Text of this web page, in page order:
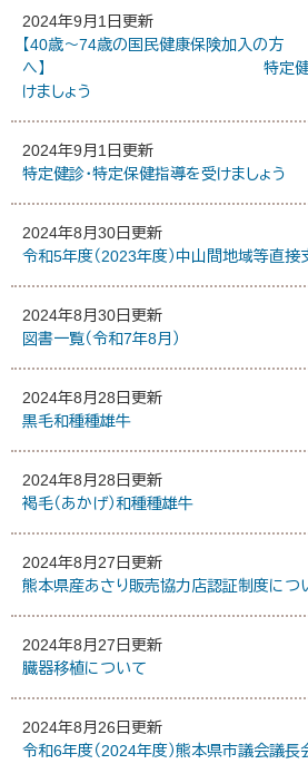
2024年9月1日更新
【40歳～74歳の国民健康保険加入の方
へ】 特定健診・特定
けましょう
2024年9月1日更新
特定健診・特定保健指導を受けましょう
2024年8月30日更新
令和5年度（2023年度）中山間地域等直
2024年8月30日更新
図書一覧（令和7年8月）
2024年8月28日更新
黒毛和種種雄牛
2024年8月28日更新
褐毛（あかげ）和種種雄牛
2024年8月27日更新
熊本県産あさり販売協力店認証制度につ
2024年8月27日更新
臓器移植について
2024年8月26日更新
令和6年度（2024年度）熊本県市議会議長